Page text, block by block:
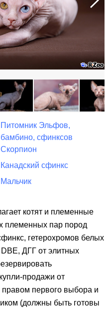
Питомник Эльфов,
бамбино, сфинксов
Скорпион
Канадский сфинкс
Мальчик
котят и племенные
племенных пар пород
гетерохромов белых
ДГГ от элитных
продажи от
первого выбора и
(должны быть готовы